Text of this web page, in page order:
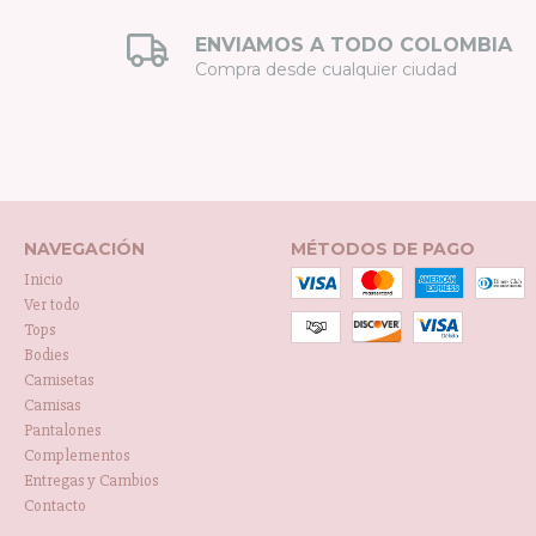
ENVIAMOS A TODO COLOMBIA
Compra desde cualquier ciudad
NAVEGACIÓN
Inicio
Ver todo
Tops
Bodies
Camisetas
Camisas
Pantalones
Complementos
Entregas y Cambios
Contacto
MÉTODOS DE PAGO